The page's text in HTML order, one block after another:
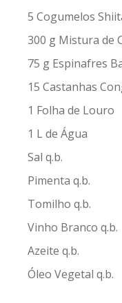
5 Cogumelos
300 g Mistura de
75 g Espinafres
15 Castanhas
1 Folha de Louro
1 L de Água
Sal q.b.
Pimenta q.b.
Tomilho q.b.
Vinho Branco q.b.
Azeite q.b.
Óleo Vegetal q.b.